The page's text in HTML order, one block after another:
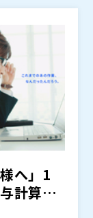
強化と確認
紹介しま
効性のある
す。
加、削除さ
へ」1
計算を